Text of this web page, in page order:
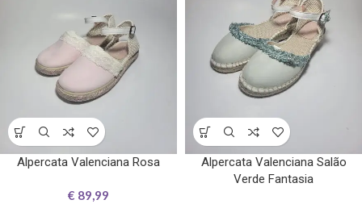
Alpercata Valenciana Rosa
€ 89,99
Alpercata Valenciana Salão
Verde Fantasia